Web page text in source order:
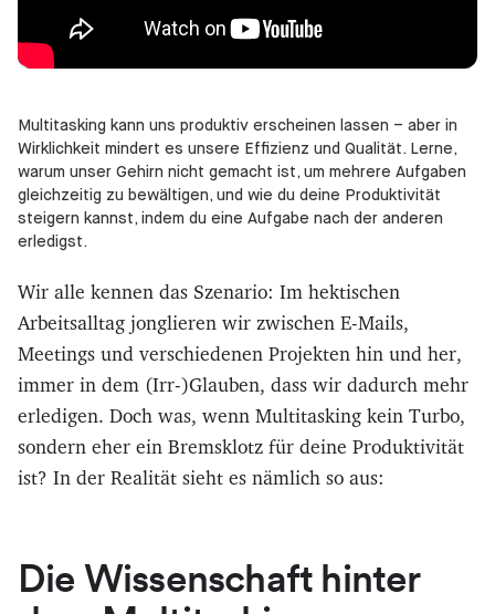
Multitasking kann uns produktiv erscheinen lassen – aber in
Wirklichkeit mindert es unsere Effizienz und Qualität. Lerne,
warum unser Gehirn nicht gemacht ist, um mehrere Aufgaben
gleichzeitig zu bewältigen, und wie du deine Produktivität
steigern kannst, indem du eine Aufgabe nach der anderen
erledigst.
Wir alle kennen das Szenario: Im hektischen
Arbeitsalltag jonglieren wir zwischen E-Mails,
Meetings und verschiedenen Projekten hin und her,
immer in dem (Irr-)Glauben, dass wir dadurch mehr
erledigen. Doch was, wenn Multitasking kein Turbo,
sondern eher ein Bremsklotz für deine Produktivität
ist? In der Realität sieht es nämlich so aus:
Die Wissenschaft hinter